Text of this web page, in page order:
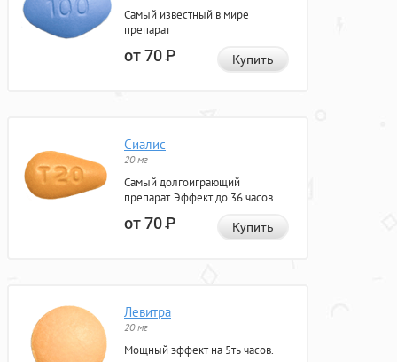
Самый известный в мире
препарат
от 70Р Купить
Сиалис
20 мг
Самый долгоиграющий
препарат. Эффект до 36 часов.
от 70Р Купить
Левитра
20 мг
Мощный эффект на 5ть часов.